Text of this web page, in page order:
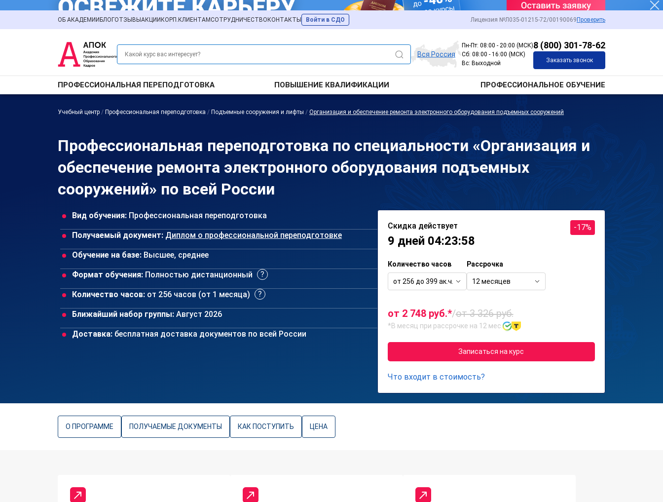
ОБ АКАДЕМИИ БЛОГОТЗЫВЫ АКЦИИ КОРП.КЛИЕНТАМСОТРУДНИЧЕСТВО КОНТАКТЫ Войти в СДО Лицензия №Л035-01215-72/00190069 Проверить
Вся Россия
Пн-Пт: 08:00 - 20:00 (МСК)
Сб: 08:00 - 16:00 (МСК)
Вс: Выходной
8 (800) 301-78-62
Заказать звонок
ПРОФЕССИОНАЛЬНАЯ ПЕРЕПОДГОТОВКА ПОВЫШЕНИЕ КВАЛИФИКАЦИИ ПРОФЕССИОНАЛЬНОЕ ОБУЧЕНИЕ
Учебный центр / Профессиональная переподготовка / Подъемные сооружения и лифты / Организация и обеспечение ремонта электронного оборудования подъемных сооружений
Профессиональная переподготовка по специальности «Организация и
обеспечение ремонта электронного оборудования подъемных
сооружений» по всей России
Вид обучения: Профессиональная переподготовка
Получаемый документ: Диплом о профессиональной переподготовке
Обучение на базе: Высшее, среднее
Формат обучения: Полностью дистанционный
Количество часов: от 256 часов (от 1 месяца)
Ближайший набор группы: Август 2026
Доставка: бесплатная доставка документов по всей России
Скидка действует
9 дней 04:23:58
-17%
Количество часов
от 256 до 399 ак.ч.
Рассрочка
12 месяцев
от 2 748 руб.*/от 3 326 руб.
*В месяц при рассрочке на 12 мес.
Записаться на курс
Что входит в стоимость?
О ПРОГРАММЕ ПОЛУЧАЕМЫЕ ДОКУМЕНТЫ КАК ПОСТУПИТЬ ЦЕНА